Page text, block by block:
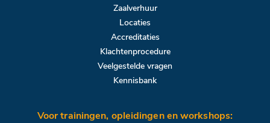
Zaalverhuur
Locaties
Accreditaties
Klachtenprocedure
Veelgestelde vragen
Kennisbank
Voor trainingen, opleidingen en workshops: